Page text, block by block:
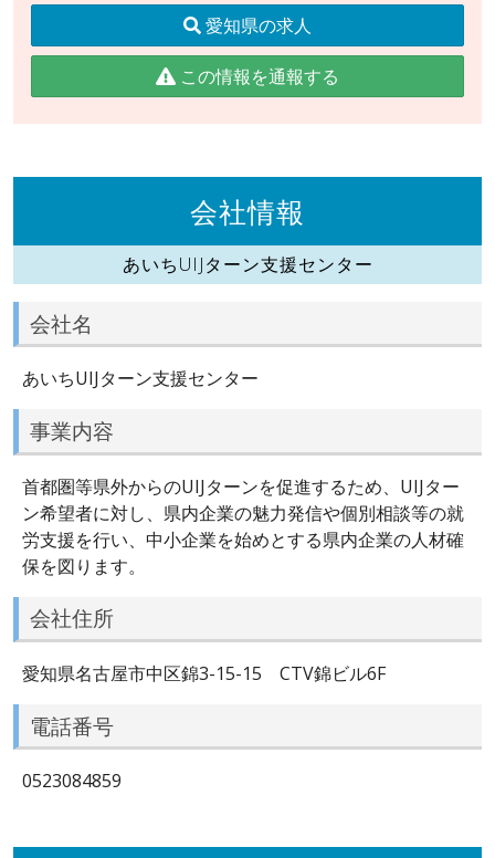
愛知県の求人
この情報を通報する
会社情報
あいちUIJターン支援センター
会社名
あいちUIJターン支援センター
事業内容
首都圏等県外からのUIJターンを促進するため、UIJター
ン希望者に対し、県内企業の魅力発信や個別相談等の就
労支援を行い、中小企業を始めとする県内企業の人材確
保を図ります。
会社住所
愛知県名古屋市中区錦3-15-15 CTV錦ビル6F
電話番号
0523084859